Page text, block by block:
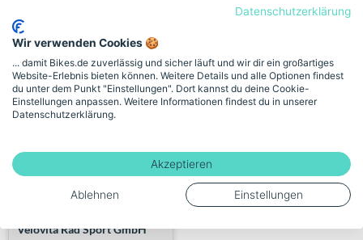
Scott Scale 965 Diamant
Sla...
1.399,00€¹
+ 1 Farbe
Velovita Rad Sport GmbH
Datenschutzerklärung
Wir verwenden Cookies 🍪
... damit Bikes.de zuverlässig und sicher läuft und wir dir ein großartiges
Website-Erlebnis bieten können. Weitere Details und alle Optionen findest
du unter dem Punkt "Einstellungen". Dort kannst du deine Cookie-
Einstellungen anpassen. Weitere Informationen findest du in unserer
Datenschutzerklärung.
Akzeptieren
Ablehnen Einstellungen